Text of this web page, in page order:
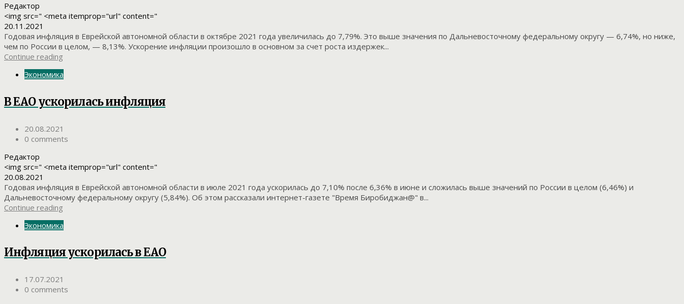
Редактор
<img src=" <meta itemprop="url" content="
20.11.2021
Годовая инфляция в Еврейской автономной области в октябре 2021 года увеличилась до 7,79%. Это выше значения по Дальневосточному федеральному округу — 6,74%, но ниже,
чем по России в целом, — 8,13%. Ускорение инфляции произошло в основном за счет роста издержек...
Continue reading
Экономика
В ЕАО ускорилась инфляция
20.08.2021
0 comments
Редактор
<img src=" <meta itemprop="url" content="
20.08.2021
Годовая инфляция в Еврейской автономной области в июле 2021 года ускорилась до 7,10% после 6,36% в июне и сложилась выше значений по России в целом (6,46%) и
Дальневосточному федеральному округу (5,84%). Об этом рассказали интернет-газете "Время Биробиджан@" в...
Continue reading
Экономика
Инфляция ускорилась в ЕАО
17.07.2021
0 comments